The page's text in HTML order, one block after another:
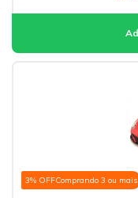
3% OFFComprando 3 ou mais